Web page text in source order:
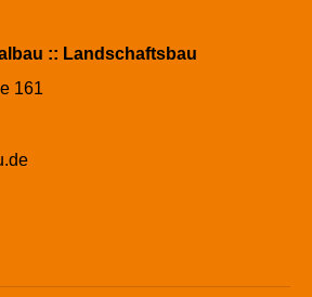
:: Landschaftsbau
161